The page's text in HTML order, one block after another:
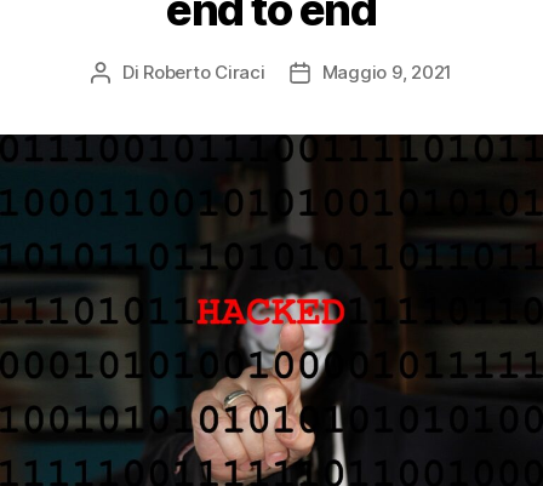
Autore
Di Roberto Ciraci
DataMaggio 9, 2021